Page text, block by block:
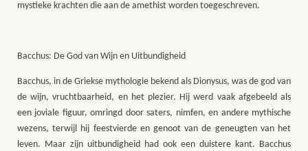
mystieke krachten die aan de amethist worden toegeschreven.
Bacchus: De God van Wijn en Uitbundigheid
Bacchus, in de Griekse mythologie bekend als Dionysus, was de god van
de wijn, vruchtbaarheid, en het plezier. Hij werd vaak afgebeeld als
een joviale figuur, omringd door saters, nimfen, en andere mythische
wezens, terwijl hij feestvierde en genoot van de geneugten van het
leven. Maar zijn uitbundigheid had ook een duistere kant. Bacchus